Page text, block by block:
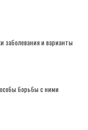
заболевания и варианты
борьбы с ними